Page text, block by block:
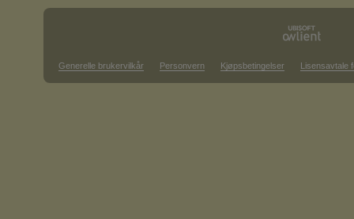
Generelle brukervilkår Personvern Kjøpsbetingelser Lisensavtale